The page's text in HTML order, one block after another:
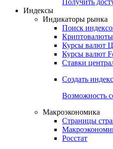
Попробуйте7-
Откройте
Получить
Индикаторы рынка
Поиск
Курсы валют
Ставки
Создать индекс
Возможность